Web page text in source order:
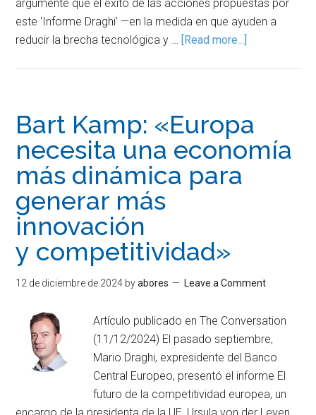
argumenté que el éxito de las acciones propuestas por
este ‘Informe Draghi’ —en la medida en que ayuden a
reducir la brecha tecnológica y … [Read more...]
Bart Kamp: «Europa
necesita una economía
más dinámica para
generar más
innovación
y competitividad»
12 de diciembre de 2024 byabores Leave a Comment
Artículo publicado en The Conversation
(11/12/2024) El pasado septiembre,
Mario Draghi, expresidente del Banco
Central Europeo, presentó el informe El
futuro de la competitividad europea, un